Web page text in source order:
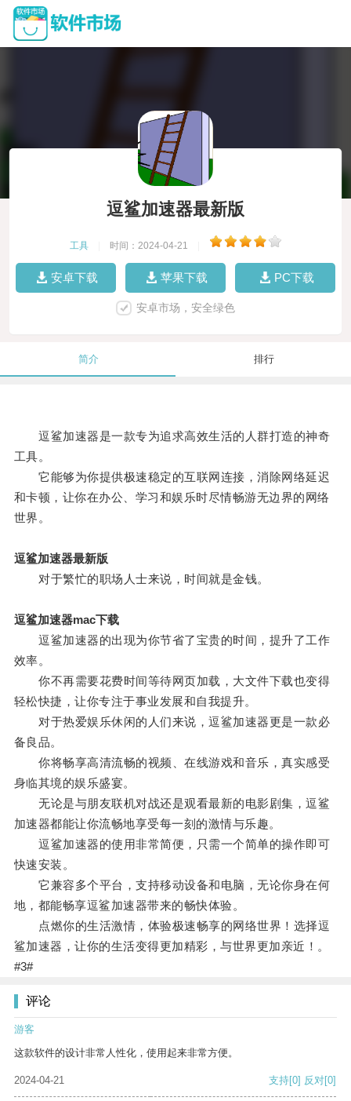
逗鲨加速器最新版
工具 时间：2024-04-21
安卓下载 苹果下载 PC下载
安卓市场，安全绿色
简介 排行
逗鲨加速器是一款专为追求高效生活的人群打造的神奇
工具。
它能够为你提供极速稳定的互联网连接，消除网络延迟
和卡顿，让你在办公、学习和娱乐时尽情畅游无边界的网络
世界。
逗鲨加速器最新版
对于繁忙的职场人士来说，时间就是金钱。
逗鲨加速器mac下载
逗鲨加速器的出现为你节省了宝贵的时间，提升了工作
效率。
你不再需要花费时间等待网页加载，大文件下载也变得
轻松快捷，让你专注于事业发展和自我提升。
对于热爱娱乐休闲的人们来说，逗鲨加速器更是一款必
备良品。
你将畅享高清流畅的视频、在线游戏和音乐，真实感受
身临其境的娱乐盛宴。
无论是与朋友联机对战还是观看最新的电影剧集，逗鲨
加速器都能让你流畅地享受每一刻的激情与乐趣。
逗鲨加速器的使用非常简便，只需一个简单的操作即可
快速安装。
它兼容多个平台，支持移动设备和电脑，无论你身在何
地，都能畅享逗鲨加速器带来的畅快体验。
点燃你的生活激情，体验极速畅享的网络世界！选择逗
鲨加速器，让你的生活变得更加精彩，与世界更加亲近！。
#3#
评论
游客
这款软件的设计非常人性化，使用起来非常方便。
2024-04-21 支持[0] 反对[0]